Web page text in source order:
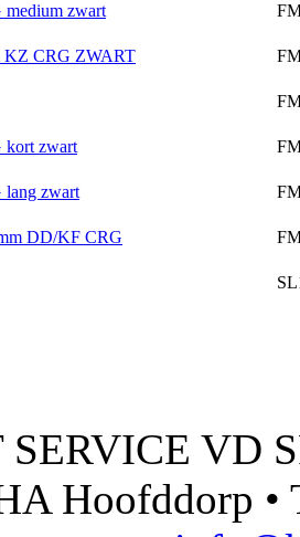
medium zwart
KZ CRG ZWART
kort zwart
lang zwart
DD/KF CRG
VD
Hoofddorp •